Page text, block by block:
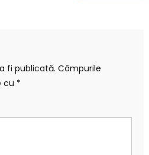
fi publicată. Câmpurile
cu *